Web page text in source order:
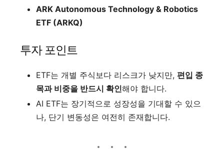
ARK Autonomous Technology & Robotics
ETF (ARKQ)
투자 포인트
ETF는 개별 주식보다 리스크가 낮지만, 편입 종
목과 비중을 반드시 확인해야 합니다.
AI ETF는 장기적으로 성장성을 기대할 수 있으
나, 단기 변동성은 여전히 존재합니다.